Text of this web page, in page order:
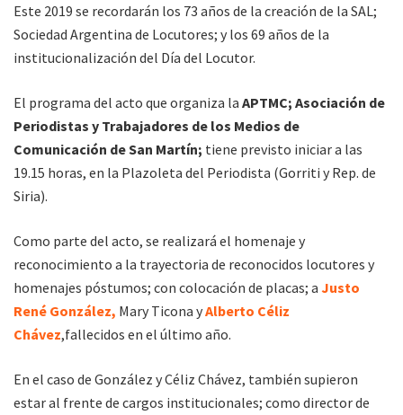
Este 2019 se recordarán los 73 años de la creación de la SAL;
Sociedad Argentina de Locutores; y los 69 años de la
institucionalización del Día del Locutor.
El programa del acto que organiza la APTMC; Asociación de
Periodistas y Trabajadores de los Medios de
Comunicación de San Martín; tiene previsto iniciar a las
19.15 horas, en la Plazoleta del Periodista (Gorriti y Rep. de
Siria).
Como parte del acto, se realizará el homenaje y
reconocimiento a la trayectoria de reconocidos locutores y
homenajes póstumos; con colocación de placas; a Justo
René González, Mary Ticona yAlberto Céliz
Chávez,fallecidos en el último año.
En el caso de González y Céliz Chávez, también supieron
estar al frente de cargos institucionales; como director de